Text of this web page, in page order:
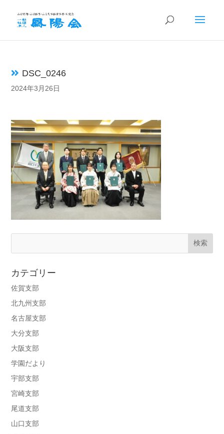
DSC_0246
2024年3月26日
カテゴリー
佐賀支部
北九州支部
名古屋支部
大分支部
大阪支部
学園だより
宇部支部
宮崎支部
尾道支部
山口支部